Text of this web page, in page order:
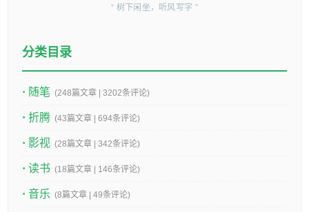
“ 树下闲坐，听风写字 ”
分类目录
随笔 (248篇文章 | 3202条评论)
折腾 (43篇文章 | 694条评论)
影视 (28篇文章 | 342条评论)
读书 (18篇文章 | 146条评论)
音乐 (8篇文章 | 49条评论)